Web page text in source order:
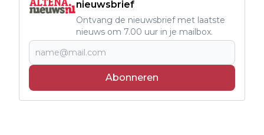
nieuwsbrief
Ontvang de nieuwsbrief met laatste
nieuws om 7.00 uur in je mailbox.
Abonneren